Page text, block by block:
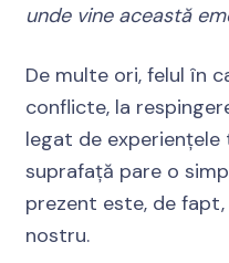
unde vine această
De multe ori, felul în
conflicte, la
legat de experiențele
suprafață pare o
prezent este, de
nostru.